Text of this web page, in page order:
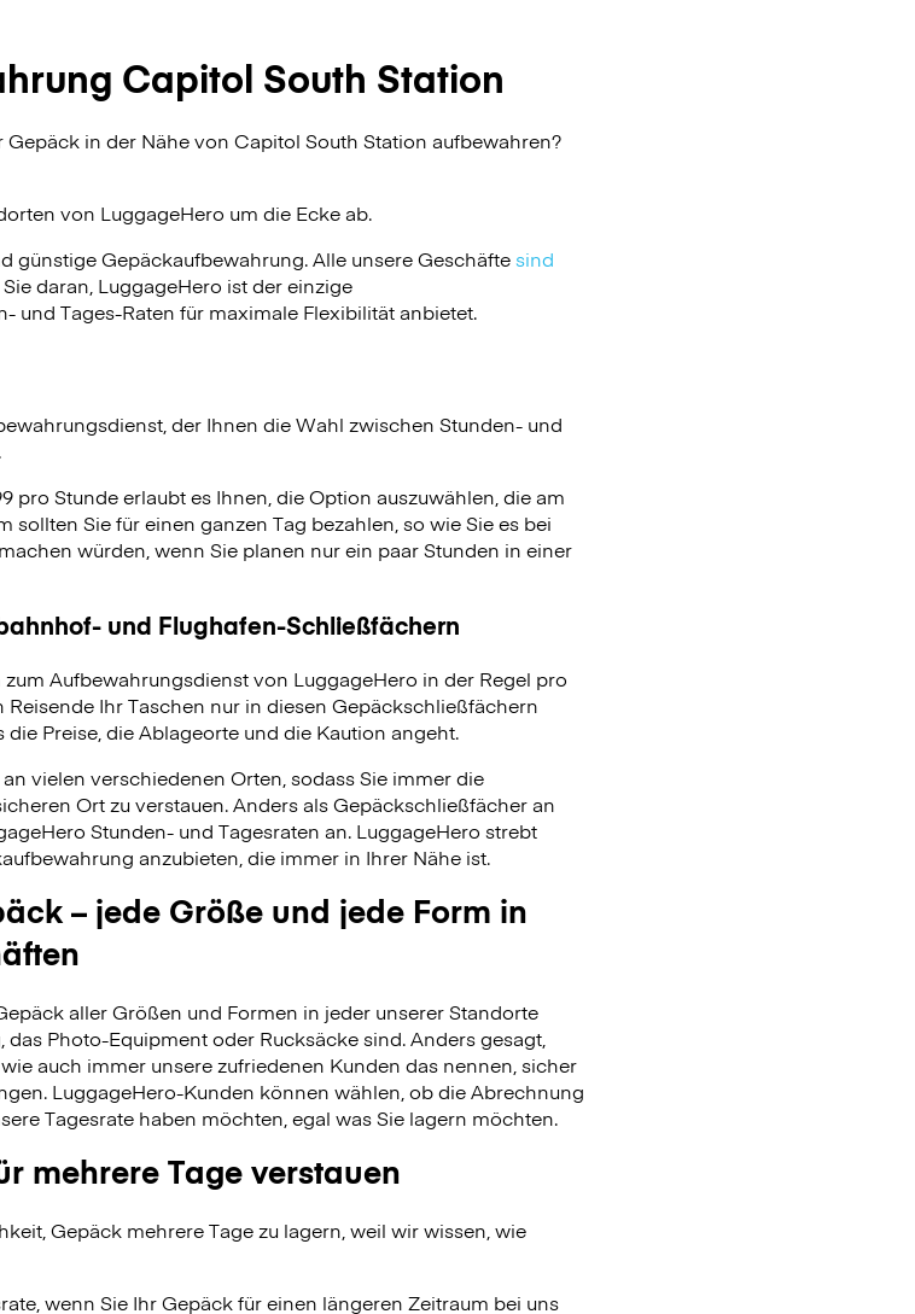
Capitol South Station
in der Nähe von Capitol South Station aufbewahren?
von LuggageHero um die Ecke ab.
günstige Gepäckaufbewahrung. Alle unsere Geschäftesind
daran, LuggageHero ist der einzige
und Tages-Raten für maximale Flexibilität anbietet.
der Ihnen die Wahl zwischen Stunden- und
pro Stunde erlaubt es Ihnen, die Option auszuwählen, die am
sollten Sie für einen ganzen Tag bezahlen, so wie Sie es bei
würden, wenn Sie planen nur ein paar Stunden in einer
und Flughafen-Schließfächern
Aufbewahrungsdienst von LuggageHero in der Regel pro
Ihr Taschen nur in diesen Gepäckschließfächern
Preise, die Ablageorte und die Kaution angeht.
vielen verschiedenen Orten, sodass Sie immer die
Ort zu verstauen. Anders als Gepäckschließfächer an
Stunden- und Tagesraten an. LuggageHero strebt
anzubieten, die immer in Ihrer Nähe ist.
– jede Größe und jede Form in
aller Größen und Formen in jeder unserer Standorte
das Photo-Equipment oder Rucksäcke sind. Anders gesagt,
auch immer unsere zufriedenen Kunden das nennen, sicher
LuggageHero-Kunden können wählen, ob die Abrechnung
Tagesrate haben möchten, egal was Sie lagern möchten.
mehrere Tage verstauen
Gepäck mehrere Tage zu lagern, weil wir wissen, wie
wenn Sie Ihr Gepäck für einen längeren Zeitraum bei uns